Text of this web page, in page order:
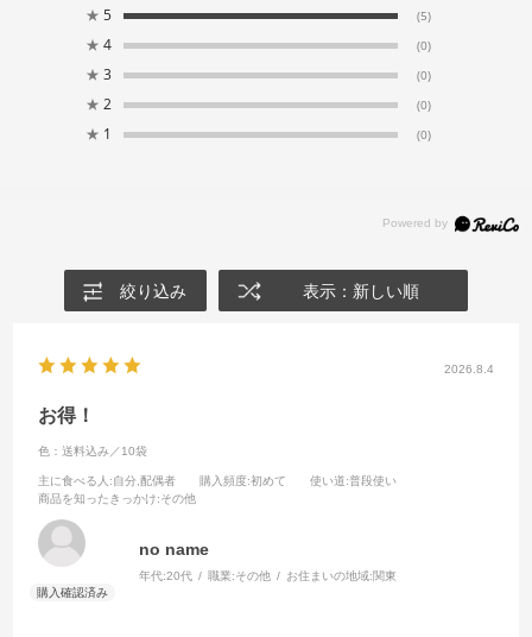
★ 5 (5)
★ 4 (0)
★ 3 (0)
★ 2 (0)
★ 1 (0)
絞り込み 表示：新しい順
2026.8.4
お得！
色：送料込み／10袋
主に食べる人 :自分,配偶者 購入頻度:初めて 使い道:普段使い
商品を知ったきっかけ:その他
no name
年代:20代 職業:その他 お住まいの地域:関東